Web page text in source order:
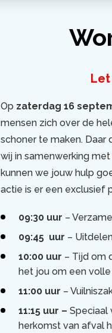
Op zaterdag 16
mensen zich over de
schoner te maken. Daar
wij in samenwerking met
kunnen we jouw hulp
actie is er een exclusief
09:30 uur –
09:45 uur –
10:00 uur – Tijd om
het jou om een
11:00 uur –
11:15 uur – Speciaal
herkomst van afval